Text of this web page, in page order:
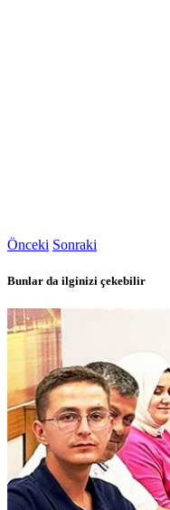
Önceki Sonraki
Bunlar da ilginizi çekebilir